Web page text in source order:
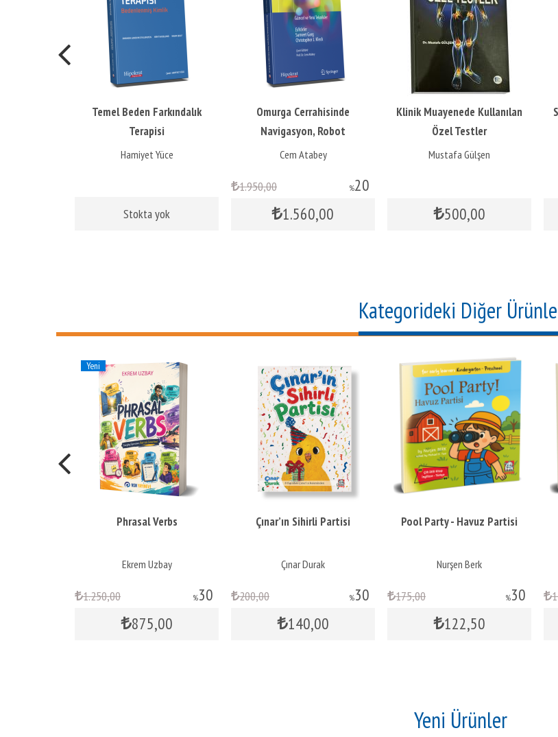
Temel Beden Farkındalık
Terapisi
Hamiyet Yüce
Stokta yok
Omurga Cerrahisinde
Navigasyon, Robot
Teknolojisi ve 3B Baskı
Cem Atabey
%20
1.950,00
1.560,00
Klinik Muayenede Kullanılan
Özel Testler
Mustafa Gülşen
500,00
Kategorideki Diğer
Yeni
Phrasal Verbs
Ekrem Uzbay
%30
1.250,00
875,00
Çınar’ın Sihirli Partisi
Çınar Durak
%30
200,00
140,00
Pool Party - Havuz Partisi
Nurşen Berk
%30
175,00
122,50
Yeni Ürünler